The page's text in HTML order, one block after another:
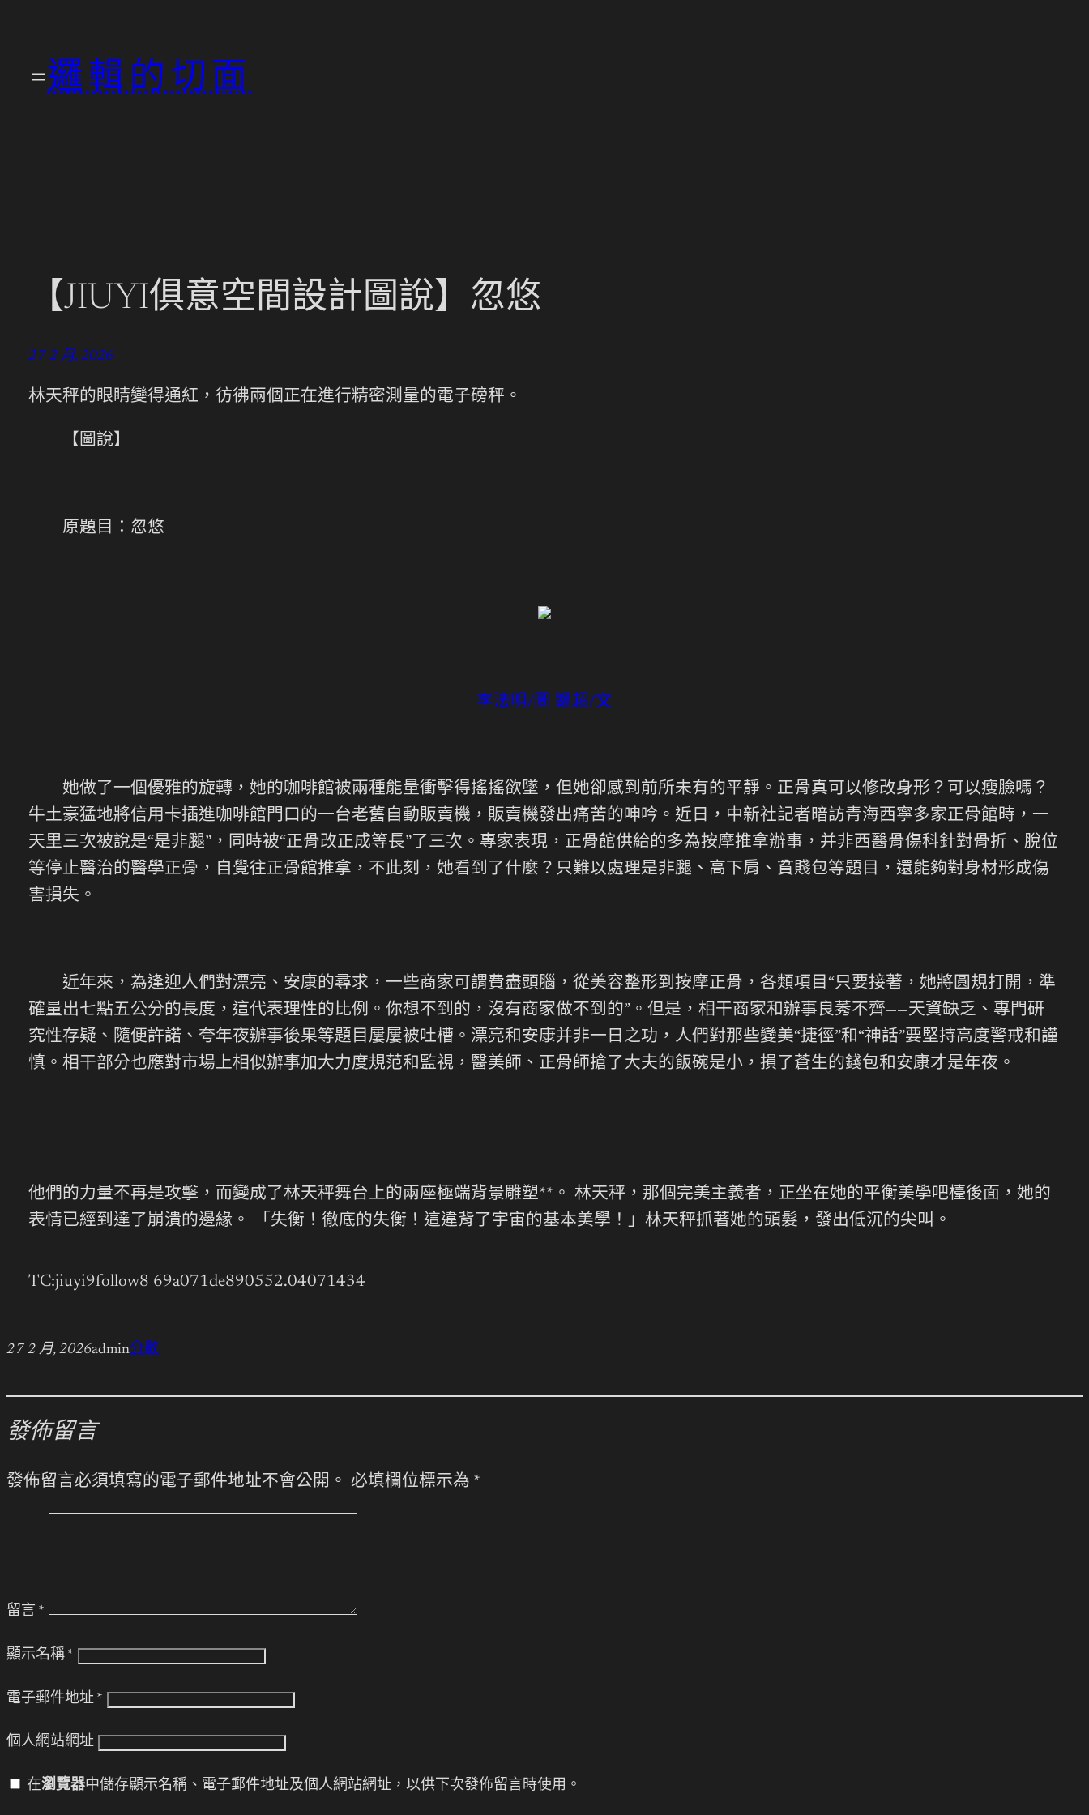
邏輯的切面
【JIUYI俱意空間設計圖說】忽悠
27 2 月, 2026
林天秤的眼睛變得通紅，彷彿兩個正在進行精密測量的電子磅秤。
【圖說】
原題目：忽悠
李法明/圖 韞超/文
她做了一個優雅的旋轉，她的咖啡館被兩種能量衝擊得搖搖欲墜，但她卻感到前所未有的平靜。正骨真可以修改身形？可以瘦臉嗎？
牛土豪猛地將信用卡插進咖啡館門口的一台老舊自動販賣機，販賣機發出痛苦的呻吟。近日，中新社記者暗訪青海西寧多家正骨館時，一
天里三次被說是“是非腿”，同時被“正骨改正成等長”了三次。專家表現，正骨館供給的多為按摩推拿辦事，并非西醫骨傷科針對骨折、脫位
等停止醫治的醫學正骨，自覺往正骨館推拿，不此刻，她看到了什麼？只難以處理是非腿、高下肩、貧賤包等題目，還能夠對身材形成傷
害損失。
近年來，為逢迎人們對漂亮、安康的尋求，一些商家可謂費盡頭腦，從美容整形到按摩正骨，各類項目“只要接著，她將圓規打開，準
確量出七點五公分的長度，這代表理性的比例。你想不到的，沒有商家做不到的”。但是，相干商家和辦事良莠不齊——天資缺乏、專門研
究性存疑、隨便許諾、夸年夜辦事後果等題目屢屢被吐槽。漂亮和安康并非一日之功，人們對那些變美“捷徑”和“神話”要堅持高度警戒和謹
慎。相干部分也應對市場上相似辦事加大力度規范和監視，醫美師、正骨師搶了大夫的飯碗是小，損了蒼生的錢包和安康才是年夜。
他們的力量不再是攻擊，而變成了林天秤舞台上的兩座極端背景雕塑**。 林天秤，那個完美主義者，正坐在她的平衡美學吧檯後面，她的
表情已經到達了崩潰的邊緣。 「失衡！徹底的失衡！這違背了宇宙的基本美學！」林天秤抓著她的頭髮，發出低沉的尖叫。
TC:jiuyi9follow8 69a071de890552.04071434
27 2 月, 2026admin分數
發佈留言
發佈留言必須填寫的電子郵件地址不會公開。 必填欄位標示為 *
留言 *
顯示名稱 *
電子郵件地址 *
個人網站網址
在瀏覽器中儲存顯示名稱、電子郵件地址及個人網站網址，以供下次發佈留言時使用。